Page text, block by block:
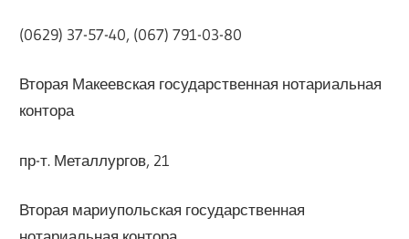
(0629) 37-57-40, (067) 791-03-80
Вторая Макеевская государственная нотариальная
контора
пр-т. Металлургов, 21
Вторая мариупольская государственная